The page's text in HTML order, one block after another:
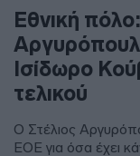
Εθνική
Ισίδωρο
τελικού
Ο Στέλιος
ΕΟΕ για όσα έχει